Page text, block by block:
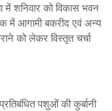
में शनिवार को विकास भवन
में आगामी बकरीद एवं अन्य
को लेकर विस्तृत चर्चा
पशुओं की कुर्बानी